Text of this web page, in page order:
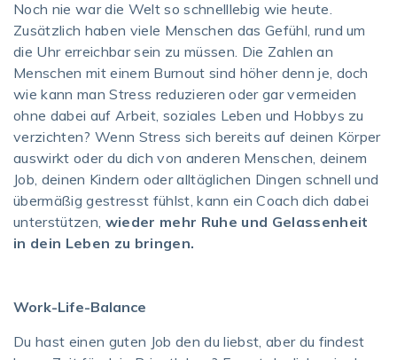
Noch nie war die Welt so schnelllebig wie heute.
Zusätzlich haben viele Menschen das Gefühl, rund um
die Uhr erreichbar sein zu müssen. Die Zahlen an
Menschen mit einem Burnout sind höher denn je, doch
wie kann man Stress reduzieren oder gar vermeiden
ohne dabei auf Arbeit, soziales Leben und Hobbys zu
verzichten? Wenn Stress sich bereits auf deinen Körper
auswirkt oder du dich von anderen Menschen, deinem
Job, deinen Kindern oder alltäglichen Dingen schnell und
übermäßig gestresst fühlst, kann ein Coach dich dabei
unterstützen, wieder mehr Ruhe und Gelassenheit
in dein Leben zu bringen.
Work-Life-Balance
Du hast einen guten Job den du liebst, aber du findest